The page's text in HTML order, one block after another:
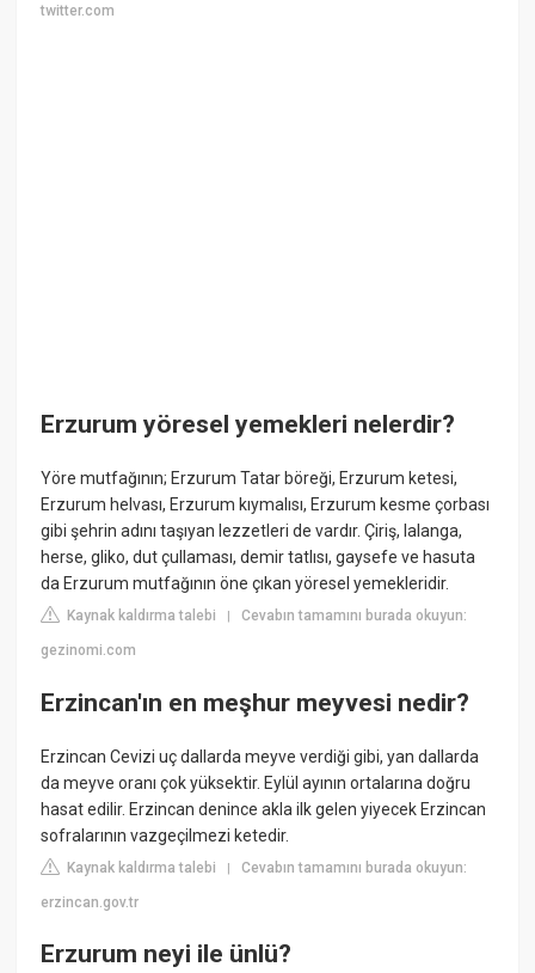
twitter.com
Erzurum yöresel yemekleri nelerdir?
Yöre mutfağının; Erzurum Tatar böreği, Erzurum ketesi,
Erzurum helvası, Erzurum kıymalısı, Erzurum kesme çorbası
gibi şehrin adını taşıyan lezzetleri de vardır. Çiriş, lalanga,
herse, gliko, dut çullaması, demir tatlısı, gaysefe ve hasuta
da Erzurum mutfağının öne çıkan yöresel yemekleridir.
Kaynak kaldırma talebi |Cevabın tamamını burada okuyun:
gezinomi.com
Erzincan'ın en meşhur meyvesi nedir?
Erzincan Cevizi uç dallarda meyve verdiği gibi, yan dallarda
da meyve oranı çok yüksektir. Eylül ayının ortalarına doğru
hasat edilir. Erzincan denince akla ilk gelen yiyecek Erzincan
sofralarının vazgeçilmezi ketedir.
Kaynak kaldırma talebi |Cevabın tamamını burada okuyun:
erzincan.gov.tr
Erzurum neyi ile ünlü?